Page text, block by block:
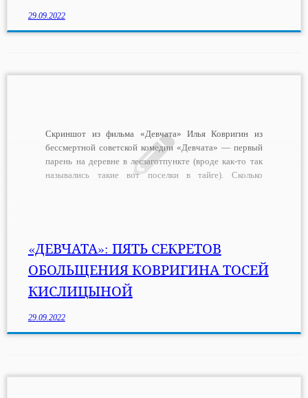
29.09.2022
Скриншот из фильма «Девчата» Илья Ковригин из
бессмертной советской комедии «Девчата» — первый
парень на деревне в лесзаготпункте (вроде как-то так
назывались такие вот поселки в тайге). Сколько
«ДЕВЧАТА»: ПЯТЬ СЕКРЕТОВ
ОБОЛЬЩЕНИЯ КОВРИГИНА ТОСЕЙ
КИСЛИЦЫНОЙ
29.09.2022